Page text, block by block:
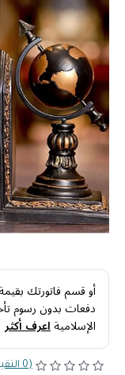
أو قسم فاتورتك بقيمة
دفعات بدون رسوم
الإسلاميةاعرف أكثر
(0 التقييمات)